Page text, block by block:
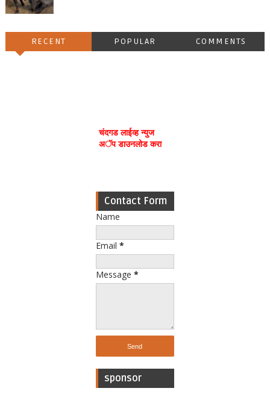
RECENT POPULAR COMMENTS
चंदगड लाईव्ह न्युज
अॅप डाउनलोड करा
Contact Form
Name
Email *
Message *
sponsor